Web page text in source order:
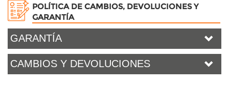
POLÍTICA DE CAMBIOS, DEVOLUCIONES Y
GARANTÍA
GARANTÍA
CAMBIOS Y DEVOLUCIONES